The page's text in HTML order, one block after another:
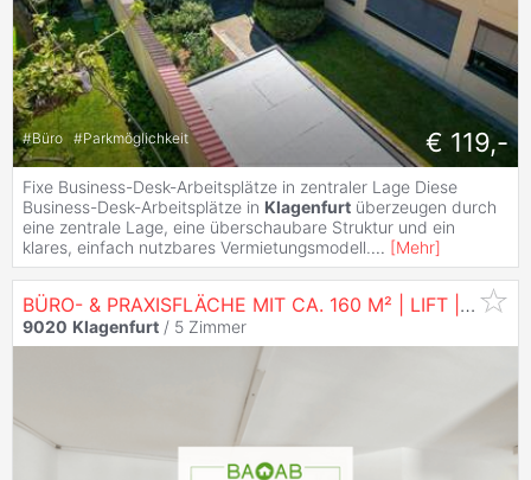
#Büro #Parkmöglichkeit € 119,-
Fixe Business-Desk-Arbeitsplätze in zentraler Lage Diese
Business-Desk-Arbeitsplätze in Klagenfurt überzeugen durch
eine zentrale Lage, eine überschaubare Struktur und ein
klares, einfach nutzbares Vermietungsmodell.... [Mehr]
BÜRO- & PRAXISFLÄCHE MIT CA. 160 M² | LIFT | PARKPLÄTZE |
9020 Klagenfurt / 5 Zimmer